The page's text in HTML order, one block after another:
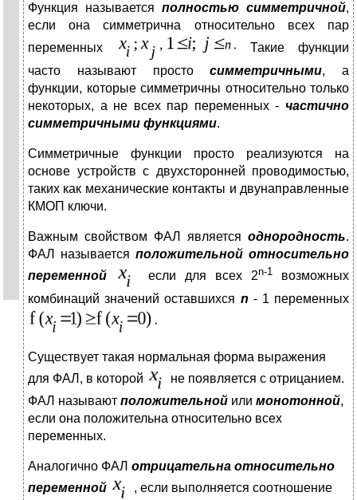
Функция называется полностью симметричной,
если она симметрична относительно всех пар
переменных
Такие функции
часто называют простосимметричными, а
функции, которые симметричны относительно только
некоторых, а не всех пар переменных - частично
симметричными функциями.
Симметричные функции просто реализуются на
основе устройств с двухсторонней проводимостью,
таких как механические контакты и двунаправленные
КМОП ключи.
Важным свойством ФАЛ является однородность.
ФАЛ называется положительной относительно
переменной
если для всех 2n-1 возможных
комбинаций значений оставшихся n - 1 переменных
Существует такая нормальная форма выражения
для ФАЛ, в которой
не появляется с отрицанием.
ФАЛ называют положительной или монотонной,
если она положительна относительно всех
переменных.
Аналогично ФАЛ отрицательна относительно
переменной
, если выполняется соотношение